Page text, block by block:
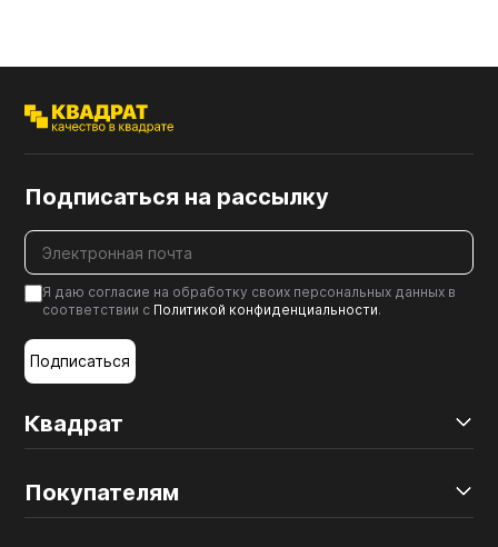
Квадрат
Покупателям
Подписаться на рассылку
Я даю согласие на обработку своих персональных данных в
соответствии с Политикой конфиденциальности.
Подписаться